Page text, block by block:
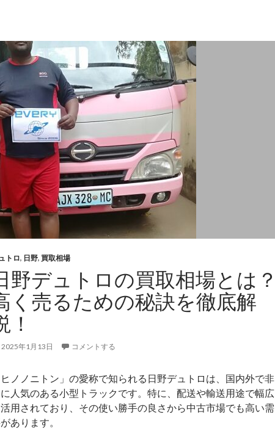
日
野
デ
ュ
ト
ロ
（PB-
XZU411M）・
2005
年
式
を
モ
ザ
ン
ー
ク
へ
し
た
トロ, 日野, 買取相場
野デュトロの買取相場とは？
く売るための秘訣を徹底解
！
2025年1月13日 コメントする
ヒノノニトン」の愛称で知られる日野デュトロは、国内外で非
人気のある小型トラックです。特に、配送や輸送用途で幅広
活用されており、その使い勝手の良さから中古市場でも高い需
あります。